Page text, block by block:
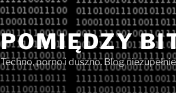
POMIĘDZY
Techno, porno i duszno. Blog